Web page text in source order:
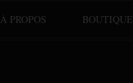
À PROPOS BOUTIQUE